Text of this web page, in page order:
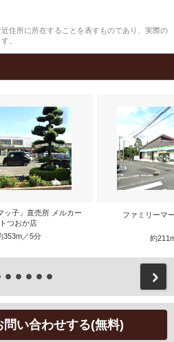
住所に所在することを表すものであり、実際の
。
ッ子」直売所 メルカー
トつおか店
353m／5分
ファミリーマ
約
問い合わせする(無料)